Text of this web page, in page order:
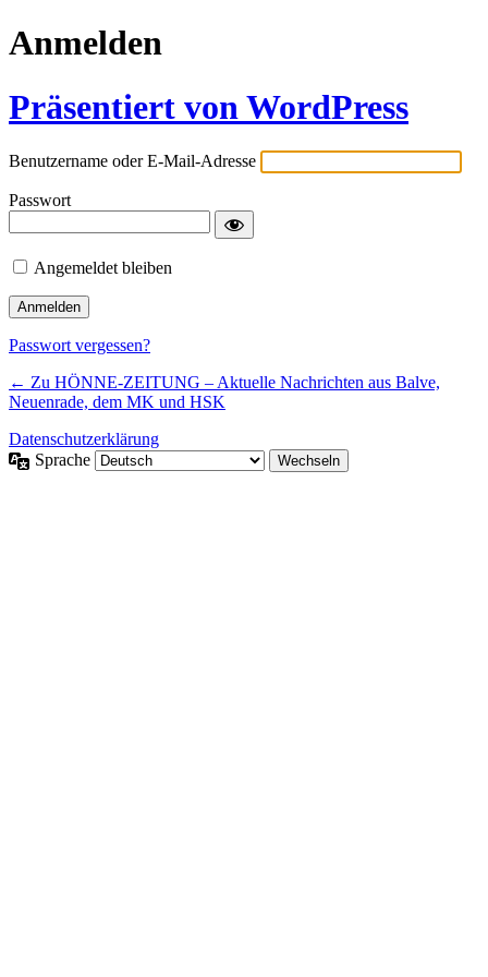
Anmelden
Präsentiert von WordPress
Benutzername oder E-Mail-Adresse
Passwort
Angemeldet bleiben
Passwort vergessen?
← Zu HÖNNE-ZEITUNG – Aktuelle Nachrichten aus Balve,
Neuenrade, dem MK und HSK
Datenschutzerklärung
Sprache